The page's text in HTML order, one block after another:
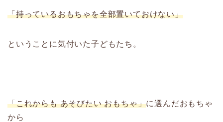
「持っているおもちゃを全部置いておけない」
ということに気付いた子どもたち。
「これからも あそびたい おもちゃ」に選んだおもちゃ
から